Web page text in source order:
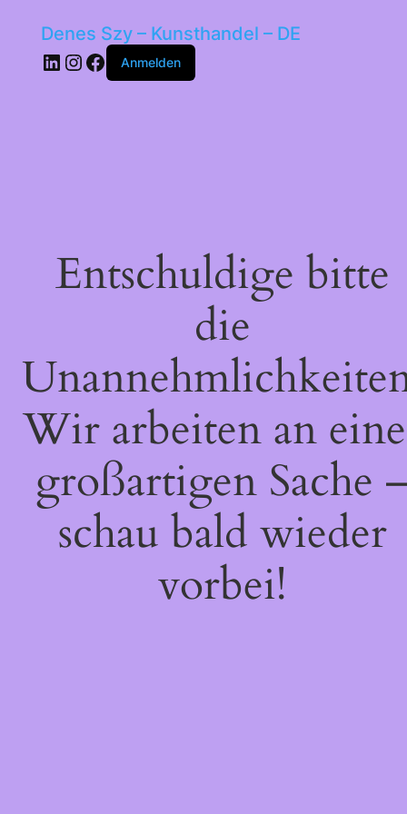
Denes Szy – Kunsthandel – DE
LinkedIn
Instagram
Facebook
Anmelden
Entschuldige bitte
die
Wir arbeiten an
großartigen Sache
schau bald wieder
vorbei!